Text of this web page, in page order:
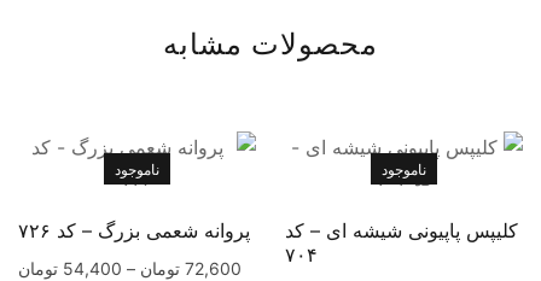
محصولات مشابه
ناموجود
کلیپس پاپیونی شیشه ای – کد
۷۰۴
ناموجود
پروانه شعمی بزرگ – کد ۷۲۶
72,600 تومان –
54,400 تومان